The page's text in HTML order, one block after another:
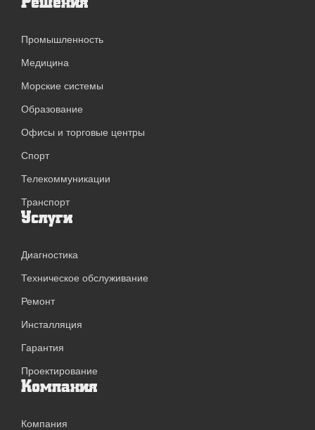
Промышленность
Медицина
Морские системы
Образование
Офисы и торговые центры
Спорт
Телекоммуникации
Транспорт
Услуги
Диагностика
Техническое обслуживание
Ремонт
Инсталляция
Гарантия
Проектирование
Компания
Компания